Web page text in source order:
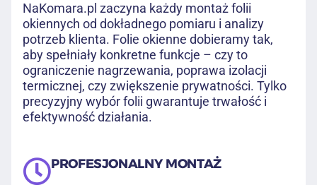
NaKomara.pl zaczyna każdy montaż folii
okiennych od dokładnego pomiaru i analizy
potrzeb klienta. Folie okienne dobieramy tak,
aby spełniały konkretne funkcje – czy to
ograniczenie nagrzewania, poprawa izolacji
termicznej, czy zwiększenie prywatności. Tylko
precyzyjny wybór folii gwarantuje trwałość i
efektywność działania.
PROFESJONALNY MONTAŻ